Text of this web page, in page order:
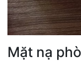
Mặt nạ